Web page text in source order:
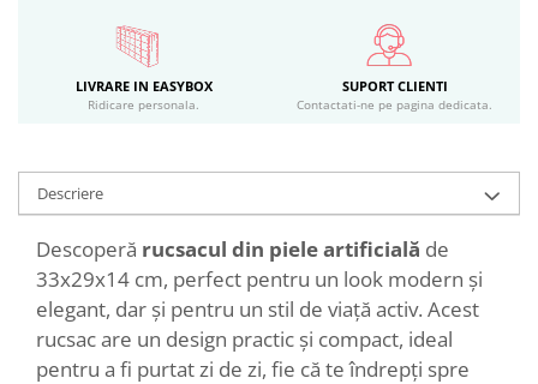
LIVRARE IN EASYBOX
Ridicare personala.
SUPORT CLIENTI
Contactati-ne pe pagina dedicata.
Descriere
Descoperă rucsacul din piele artificială de
33x29x14 cm, perfect pentru un look modern și
elegant, dar și pentru un stil de viață activ. Acest
rucsac are un design practic și compact, ideal
pentru a fi purtat zi de zi, fie că te îndrepți spre